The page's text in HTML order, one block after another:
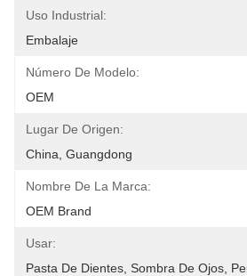
Uso Industrial:
Embalaje
Número De Modelo:
OEM
Lugar De Origen:
China, Guangdong
Nombre De La Marca:
OEM Brand
Usar:
Pasta De Dientes, Sombra De Ojos,